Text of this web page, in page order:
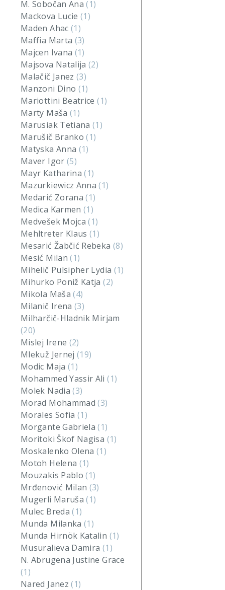
M. Sobočan Ana(1)
Mackova Lucie(1)
Maden Ahac (1)
Maffia Marta (3)
Majcen Ivana (1)
Majsova Natalija(2)
Malačič Janez(3)
Manzoni Dino (1)
Mariottini Beatrice(1)
Marty Maša (1)
Marusiak Tetiana(1)
Marušič Branko(1)
Matyska Anna (1)
Maver Igor (5)
Mayr Katharina(1)
Mazurkiewicz Anna(1)
Medarić Zorana(1)
Medica Karmen(1)
Medvešek Mojca(1)
Mehltreter Klaus(1)
Mesarić Žabčić Rebeka (8)
Mesić Milan(1)
Mihelič Pulsipher Lydia (1)
Mihurko Poniž Katja(2)
Mikola Maša(4)
Milanič Irena(3)
Milharčič-Hladnik Mirjam
(20)
Mislej Irene (2)
Mlekuž Jernej(19)
Modic Maja (1)
Mohammed Yassir Ali(1)
Molek Nadia(3)
Morad Mohammad(3)
Morales Sofia(1)
Morgante Gabriela(1)
Moritoki Škof Nagisa (1)
Moskalenko Olena(1)
Motoh Helena (1)
Mouzakis Pablo(1)
Mrđenović Milan (3)
Mugerli Maruša(1)
Mulec Breda(1)
Munda Milanka(1)
Munda Hirnök Katalin (1)
Musuralieva Damira (1)
N. Abrugena Justine Grace
(1)
Nared Janez(1)